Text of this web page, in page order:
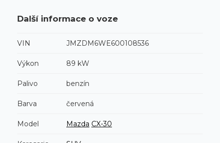
Další informace o voze
VIN JMZDM6WE600108536
Výkon 89 kW
Palivo benzín
Barva červená
Model Mazda CX-30